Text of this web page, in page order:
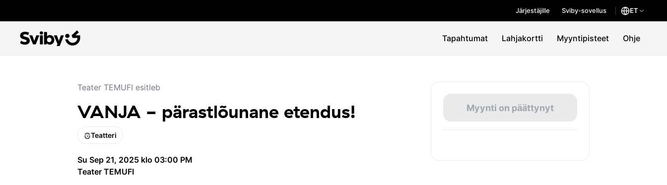
Järjestäjille Sviby-sovellus ET
Tapahtumat Lahjakortti Myyntipisteet Ohje
Teater TEMUFI esitleb
VANJA - pärastlõunane etendus!
Teatteri
Su Sep 21, 2025 klo 03:00 PM
Teater TEMUFI
Myynti on päättynyt